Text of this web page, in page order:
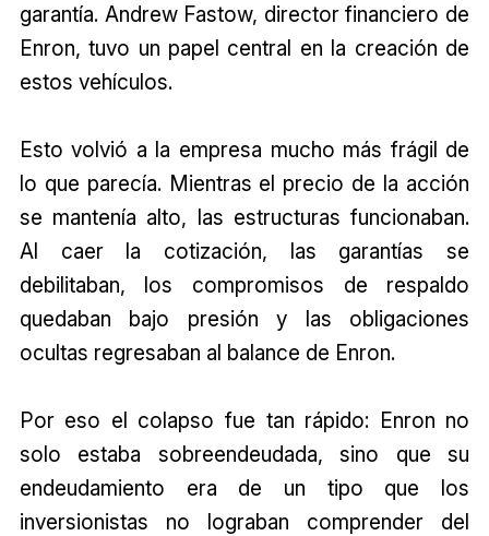
garantía. Andrew Fastow, director financiero de
Enron, tuvo un papel central en la creación de
estos vehículos.
Esto volvió a la empresa mucho más frágil de
lo que parecía. Mientras el precio de la acción
se mantenía alto, las estructuras funcionaban.
Al caer la cotización, las garantías se
debilitaban, los compromisos de respaldo
quedaban bajo presión y las obligaciones
ocultas regresaban al balance de Enron.
Por eso el colapso fue tan rápido: Enron no
solo estaba sobreendeudada, sino que su
endeudamiento era de un tipo que los
inversionistas no lograban comprender del